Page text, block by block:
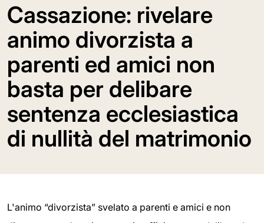
Cassazione: rivelare
animo divorzista a
parenti ed amici non
basta per delibare
sentenza ecclesiastica
di nullità del matrimonio
L'animo “divorzista” svelato a parenti e amici e non